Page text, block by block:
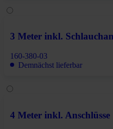
3 Meter inkl.
160-380-03
Demnächst lieferbar
4 Meter inkl. Anschlüsse